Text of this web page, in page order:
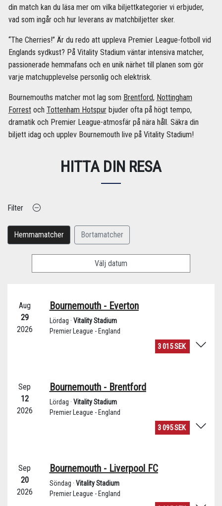
din match kan du läsa mer om vilka biljettkategorier vi erbjuder,
vad som ingår och hur leverans av matchbiljetter sker.
“The Cherries!” Är du redo att uppleva Premier League-fotboll vid
Englands sydkust? På Vitality Stadium väntar intensiva matcher,
passionerade hemmafans och en unik närhet till planen som gör
varje matchupplevelse personlig och elektrisk.
Bournemouths matcher mot lag som Brentford, Nottingham
Forrestoch Tottenham Hotspurbjuder ofta på högt tempo,
dramatik och Premier League-atmosfär på nära håll. Säkra din
biljett idag och upplev Bournemouth live på Vitality Stadium!